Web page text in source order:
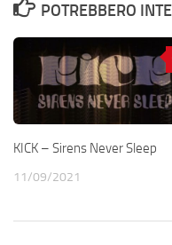
POTREBBERO
KICK – Sirens Never Sleep
11/09/2021